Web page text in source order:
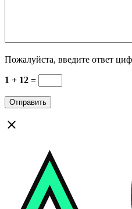
Пожалуйста, введите ответ
1 + 12 =